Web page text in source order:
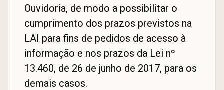
Ouvidoria, de modo a possibilitar o
cumprimento dos prazos previstos na
LAI para fins de pedidos de acesso à
informação e nos prazos da Lei nº
13.460, de 26 de junho de 2017, para os
demais casos.